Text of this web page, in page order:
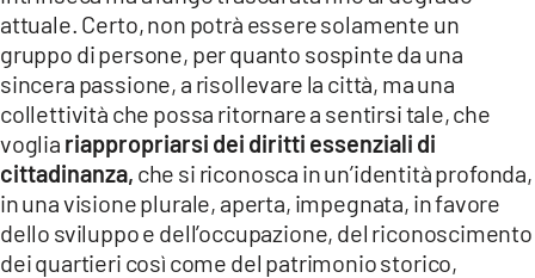
attuale. Certo, non potrà essere solamente un
gruppo di persone, per quanto sospinte da una
sincera passione, a risollevare la città, ma una
collettività che possa ritornare a sentirsi tale, che
voglia riappropriarsi dei diritti essenziali di
cittadinanza, che si riconosca in un’identità profonda,
in una visione plurale, aperta, impegnata, in favore
dello sviluppo e dell’occupazione, del riconoscimento
dei quartieri così come del patrimonio storico,